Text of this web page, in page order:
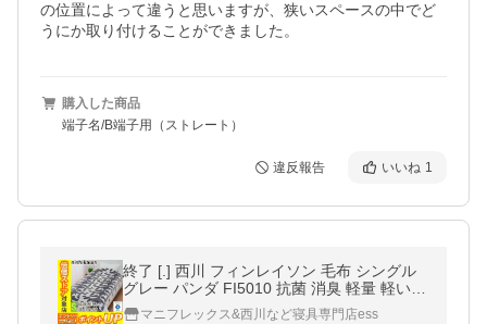
の位置によって違うと思いますが、狭いスペースの中でど
うにか取り付けることができました。
購入した商品
端子名/B端子用（ストレート）
違反報告 いいね 1
終了 [.] 西川 フィンレイソン 毛布 シングル
グレー パンダ FI5010 抗菌 消臭 軽量 軽い
北欧デザイン FQ01605055730
マニフレックス&西川など寝具専門店ess